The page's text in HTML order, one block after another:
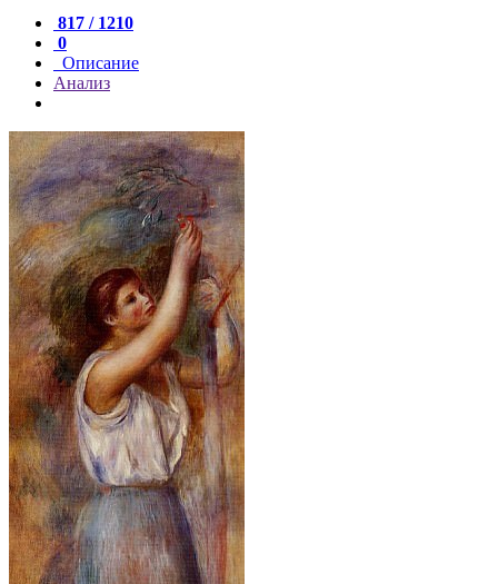
817 / 1210
0
Описание
Анализ